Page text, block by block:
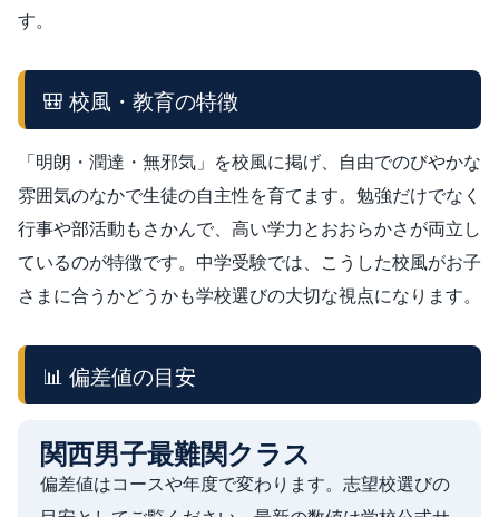
す。
🎒 校風・教育の特徴
「明朗・潤達・無邪気」を校風に掲げ、自由でのびやかな
雰囲気のなかで生徒の自主性を育てます。勉強だけでなく
行事や部活動もさかんで、高い学力とおおらかさが両立し
ているのが特徴です。中学受験では、こうした校風がお子
さまに合うかどうかも学校選びの大切な視点になります。
📊 偏差値の目安
関西男子最難関クラス
偏差値はコースや年度で変わります。志望校選びの